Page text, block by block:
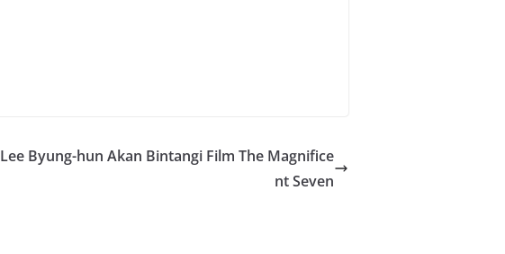
Lee Byung-hun Akan Bintangi Film The Magnifice
nt Seven